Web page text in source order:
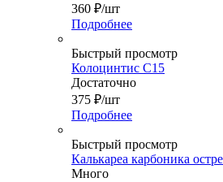
360 ₽/шт
Подробнее
Быстрый просмотр
Колоцинтис С15
Достаточно
375 ₽/шт
Подробнее
Быстрый просмотр
Калькареа карбоника
Много